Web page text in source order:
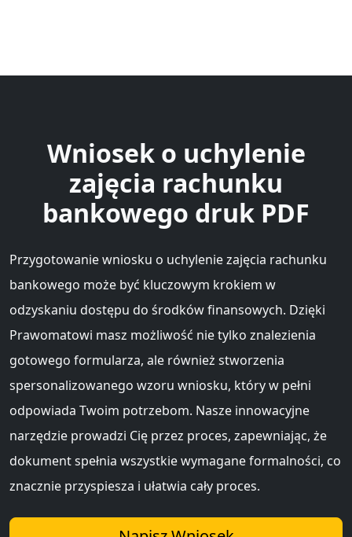
Wniosek o uchylenie
zajęcia rachunku
bankowego druk PDF
Przygotowanie wniosku o uchylenie zajęcia rachunku
bankowego może być kluczowym krokiem w
odzyskaniu dostępu do środków finansowych. Dzięki
Prawomatowi masz możliwość nie tylko znalezienia
gotowego formularza, ale również stworzenia
spersonalizowanego wzoru wniosku, który w pełni
odpowiada Twoim potrzebom. Nasze innowacyjne
narzędzie prowadzi Cię przez proces, zapewniając, że
dokument spełnia wszystkie wymagane formalności, co
znacznie przyspiesza i ułatwia cały proces.